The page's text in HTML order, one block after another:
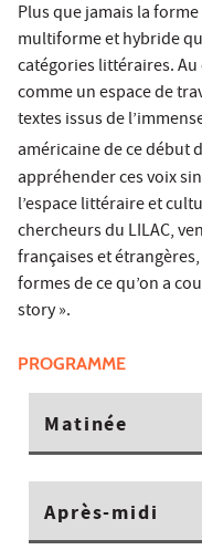
Plus que jamais la
multiforme et hybride
catégories littéraires.
comme un espace de
textes issus de
américaine de ce début
appréhender ces voix
l’espace littéraire et
chercheurs du LILAC,
françaises et
formes de ce qu’on a
story ».
PROGRAMME
Matinée
Après-midi